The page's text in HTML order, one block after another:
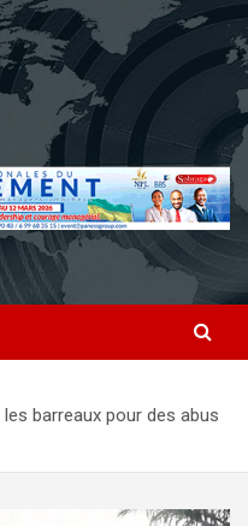
barreaux pour des abus